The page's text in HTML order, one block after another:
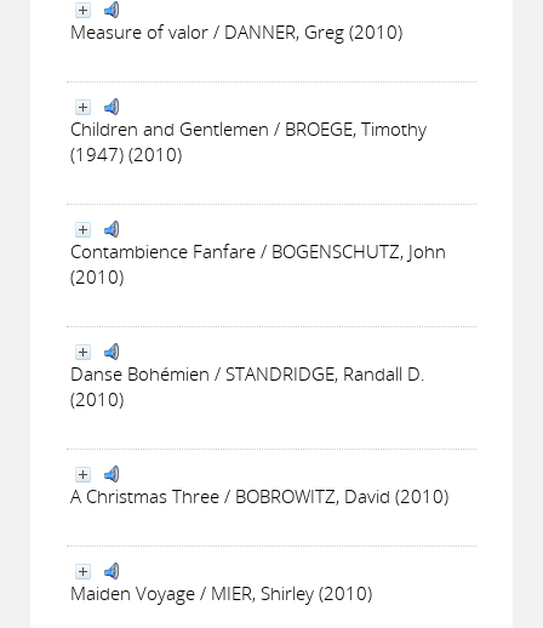
Measure of valor / DANNER, Greg (2010)
Children and Gentlemen / BROEGE, Timothy
(1947) (2010)
Contambience Fanfare / BOGENSCHUTZ, John
(2010)
Danse Bohémien / STANDRIDGE, Randall D.
(2010)
A Christmas Three / BOBROWITZ, David (2010)
Maiden Voyage / MIER, Shirley (2010)